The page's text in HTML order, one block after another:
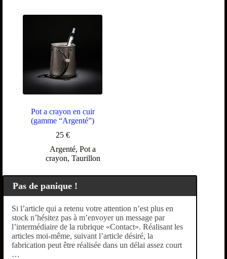
Pot a crayon en cuir
(gamme “Argenté”)
25 €
Argenté,Pot a
crayon, Taurillon
Pas de panique !
Si l’article qui a retenu votre attention n’est plus en
stock n’hésitez pas à m’envoyer un message par
l’intermédiaire de la rubrique «Contact». Réalisant les
articles moi-même, suivant l’article désiré, la
fabrication peut être réalisée dans un délai assez court
…